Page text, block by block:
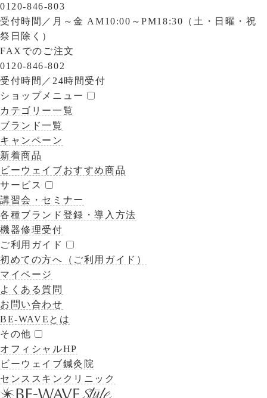
0120-846-803
受付時間／ 月～金 AM10:00～PM18:30（土・日曜・祝
祭日除く）
FAXでのご注文
0120-846-802
受付時間／ 24時間受付
ショップメニュー
カテゴリー一覧
ブランド一覧
キャンペーン
新着商品
ビーウェイブおすすめ商品
サービス
講習会・セミナー
各種ブランド登録・導入方法
機器修理受付
ご利用ガイド
初めての方へ（ご利用ガイド）
マイページ
よくある質問
お問い合わせ
BE-WAVEとは
その他
オフィシャルHP
ビーウェイブ鍼灸院
センススキンクリニック